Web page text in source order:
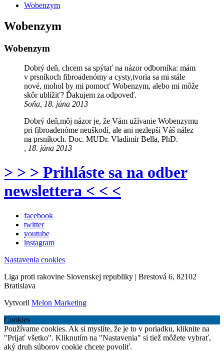
Wobenzym
Wobenzym
Wobenzym
Dobrý deň, chcem sa spýtať na názor odborníka: mám
v prsníkoch fibroadenómy a cysty,tvoria sa mi stále
nové, mohol by mi pomocť Wobenzym, alebo mi môže
skôr ublížiť? Ďakujem za odpoveď.
Soňa, 18. júna 2013
Dobrý deň,môj názor je, že Vám užívanie Wobenzymu
pri fibroadenóme neuškodí, ale ani nezlepší Váš nález
na prsníkoch. Doc. MUDr. Vladimír Bella, PhD.
, 18. júna 2013
> > > Prihláste sa na odber
newslettera < < <
facebook
twitter
youtube
instagram
Nastavenia cookies
Liga proti rakovine Slovenskej republiky | Brestová 6, 82102
Bratislava
Vytvoril Melon Marketing
Cookies
Používame cookies. Ak si myslíte, že je to v poriadku, kliknite na
"Prijať všetko". Kliknutím na "Nastavenia" si tiež môžete vybrať,
aký druh súborov cookie chcete povoliť.